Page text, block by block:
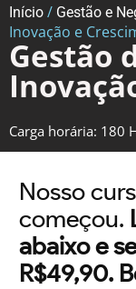
Início / Gestão e
Inovação e
Gestão
Carga horária: 180
Nosso
começou.
abaixo e
R$49,90.